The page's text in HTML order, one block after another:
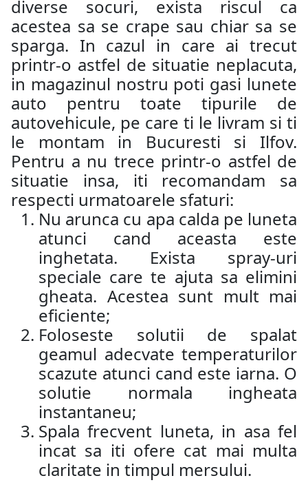
diverse socuri, exista riscul ca
acestea sa se crape sau chiar sa se
sparga. In cazul in care ai trecut
printr-o astfel de situatie neplacuta,
in magazinul nostru poti gasi lunete
auto pentru toate tipurile de
autovehicule, pe care ti le livram si ti
le montam in Bucuresti si Ilfov.
Pentru a nu trece printr-o astfel de
situatie insa, iti recomandam sa
respecti urmatoarele sfaturi:
Nu arunca cu apa calda pe luneta
atunci cand aceasta este
inghetata. Exista spray-uri
speciale care te ajuta sa elimini
gheata. Acestea sunt mult mai
eficiente;
Foloseste solutii de spalat
geamul adecvate temperaturilor
scazute atunci cand este iarna. O
solutie normala ingheata
instantaneu;
Spala frecvent luneta, in asa fel
incat sa iti ofere cat mai multa
claritate in timpul mersului.